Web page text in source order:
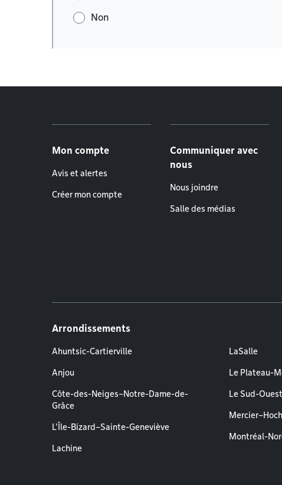
Non
Mon compte
Avis et alertes
Créer mon compte
Communiquer avec
nous
Nous joindre
Salle des médias
Arrondissements
Ahuntsic-Cartierville
Anjou
Côte-des-Neiges–Notre-Dame-de-
Grâce
L'Île-Bizard–Sainte-Geneviève
Lachine
LaSalle
Le Plateau-
Le Sud-Ouest
Montréal-